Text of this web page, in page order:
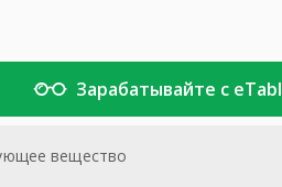
Зарабатывайте с eTabl